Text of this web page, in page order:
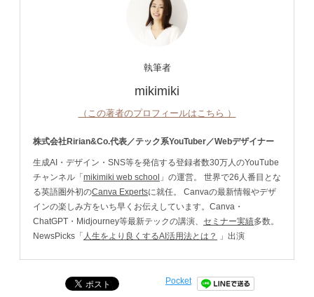
執筆者
mikimiki
（この著者のプロフィールはこちら ）
株式会社Ririan&Co.代表／テック系YouTuber／Webデザイナー
生成AI・デザイン・SNS等を発信する登録者数30万人のYouTube
チャンネル「 mikimiki web school 」の運営。 世界で26人番目とな
る英語圏外初のCanva Expertsに就任。 Canvaの最新情報やデザ
インの楽しみ方をいち早くお伝えしています。Canva・
ChatGPT・Midjourney等最新テックの講演、 セミナー実績多数。
NewsPicks「 人生をより良くするAI活用法とは？ 」出演
Pocket